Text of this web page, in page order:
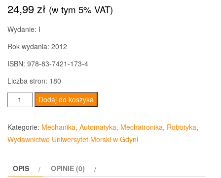
24,99zł (w tym 5% VAT)
Wydanie: I
Rok wydania: 2012
ISBN: 978-83-7421-173-4
Liczba stron: 180
ilość
Zbiór
Autodesk
Inventor
Dodaj do koszyka
Kategorie: Mechanika, Automatyka, Mechatronika, Robotyka,
Wydawnictwo Uniwersytet Morski w Gdyni
OPIS OPINIE (0)